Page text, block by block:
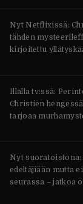
Nyt Netflixissä:
tähden
kirjoitettu
Illalla tv:ssä:
Christien
tarjoaa
Nyt
edeltäjiään mutta
seurassa – jatkoa